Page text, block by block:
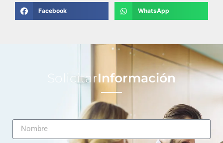
Facebook WhatsApp
SolicitarInformación